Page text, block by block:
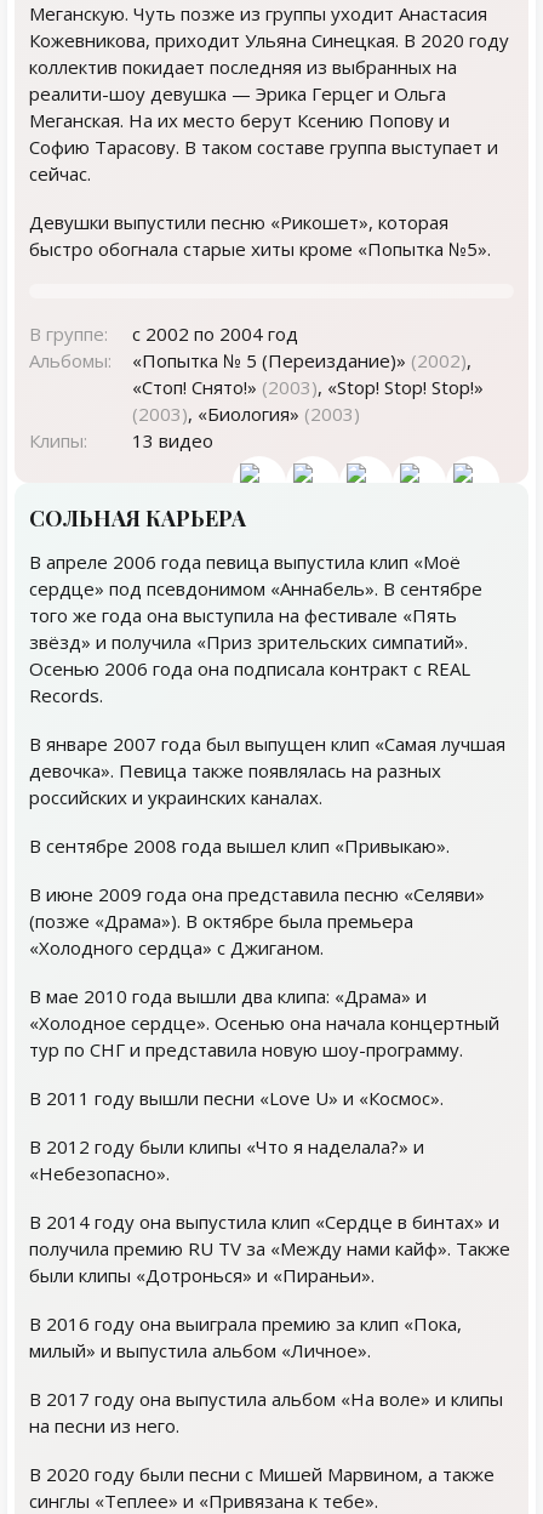
Меганскую. Чуть позже из группы уходит Анастасия
Кожевникова, приходит Ульяна Синецкая. В 2020 году
коллектив покидает последняя из выбранных на
реалити-шоу девушка — Эрика Герцег и Ольга
Меганская. На их место берут Ксению Попову и
Софию Тарасову. В таком составе группа выступает и
сейчас.
Девушки выпустили песню «Рикошет», которая
быстро обогнала старые хиты кроме «Попытка №5».
В группе:
с 2002 по 2004 год
Альбомы:
«Попытка № 5 (Переиздание)» (2002),
«Стоп! Снято!» (2003), «Stop! Stop! Stop!»
(2003), «Биология» (2003)
Клипы:
13 видео
СОЛЬНАЯ КАРЬЕРА
В апреле 2006 года певица выпустила клип «Моё
сердце» под псевдонимом «Аннабель». В сентябре
того же года она выступила на фестивале «Пять
звёзд» и получила «Приз зрительских симпатий».
Осенью 2006 года она подписала контракт с REAL
Records.
В январе 2007 года был выпущен клип «Самая лучшая
девочка». Певица также появлялась на разных
российских и украинских каналах.
В сентябре 2008 года вышел клип «Привыкаю».
В июне 2009 года она представила песню «Селяви»
(позже «Драма»). В октябре была премьера
«Холодного сердца» с Джиганом.
В мае 2010 года вышли два клипа: «Драма» и
«Холодное сердце». Осенью она начала концертный
тур по СНГ и представила новую шоу-программу.
В 2011 году вышли песни «Love U» и «Космос».
В 2012 году были клипы «Что я наделала?» и
«Небезопасно».
В 2014 году она выпустила клип «Сердце в бинтах» и
получила премию RU TV за «Между нами кайф». Также
были клипы «Дотронься» и «Пираньи».
В 2016 году она выиграла премию за клип «Пока,
милый» и выпустила альбом «Личное».
В 2017 году она выпустила альбом «На воле» и клипы
на песни из него.
В 2020 году были песни с Мишей Марвином, а также
синглы «Теплее» и «Привязана к тебе».